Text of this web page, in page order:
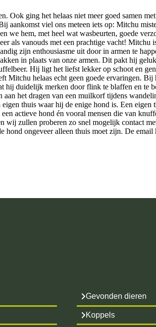
ging het helaas niet meer goed samen
aankomst viel ons meteen iets op: Mitchu
hem, met heel wat wasbeurten, goede
als vanouds met een prachtige vacht! Mitchu
zijn enthousiasme uit door in armen te
in plaats van onze armen. Dit pakt hij
Hij ligt het liefst lekker op schoot en
Mitchu helaas echt geen goede ervaringen. Bij
duidelijk merken door flink te blaffen en te
het dragen van een muilkorf tijdens
thuis waar hij de enige hond is. Een eigen
actieve hond én vooral mensen die van
wij zullen proberen zo snel mogelijk contact
hond ongeveer alleen thuis moet zijn. De
Gevonden dieren
Koppels